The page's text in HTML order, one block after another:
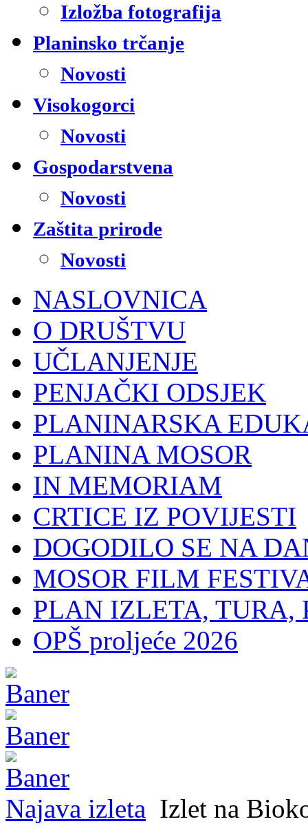
Izložba fotografija
Planinsko trčanje
Novosti
Visokogorci
Novosti
Gospodarstvena
Novosti
Zaštita prirode
Novosti
NASLOVNICA
O DRUŠTVU
UČLANJENJE
PENJAČKI ODSJEK
PLANINARSKA
PLANINA MOSOR
IN MEMORIAM
CRTICE IZ POVIJESTI
DOGODILO SE NA
MOSOR FILM
PLAN IZLETA, TURA,
OPŠ proljeće 2026
Najava izleta Izlet na